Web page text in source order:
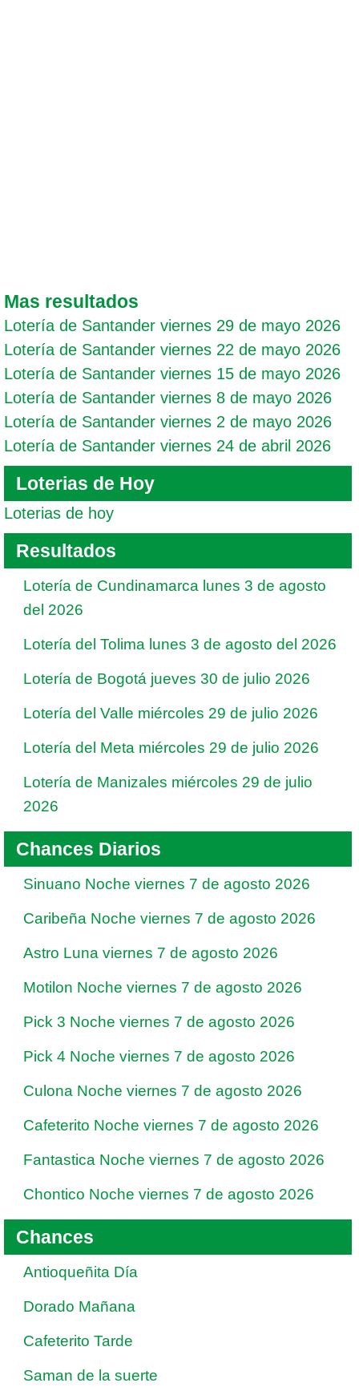
Mas resultados
Lotería de Santander viernes 29 de mayo 2026
Lotería de Santander viernes 22 de mayo 2026
Lotería de Santander viernes 15 de mayo 2026
Lotería de Santander viernes 8 de mayo 2026
Lotería de Santander viernes 2 de mayo 2026
Lotería de Santander viernes 24 de abril 2026
Loterias de Hoy
Loterias de hoy
Resultados
Lotería de Cundinamarca lunes 3 de agosto
del 2026
Lotería del Tolima lunes 3 de agosto del 2026
Lotería de Bogotá jueves 30 de julio 2026
Lotería del Valle miércoles 29 de julio 2026
Lotería del Meta miércoles 29 de julio 2026
Lotería de Manizales miércoles 29 de julio
2026
Chances Diarios
Sinuano Noche viernes 7 de agosto 2026
Caribeña Noche viernes 7 de agosto 2026
Astro Luna viernes 7 de agosto 2026
Motilon Noche viernes 7 de agosto 2026
Pick 3 Noche viernes 7 de agosto 2026
Pick 4 Noche viernes 7 de agosto 2026
Culona Noche viernes 7 de agosto 2026
Cafeterito Noche viernes 7 de agosto 2026
Fantastica Noche viernes 7 de agosto 2026
Chontico Noche viernes 7 de agosto 2026
Chances
Antioqueñita Día
Dorado Mañana
Cafeterito Tarde
Saman de la suerte